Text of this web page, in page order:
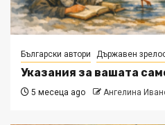
Български автори Държавен
Указания за вашата
5 месеца ago Ангелина